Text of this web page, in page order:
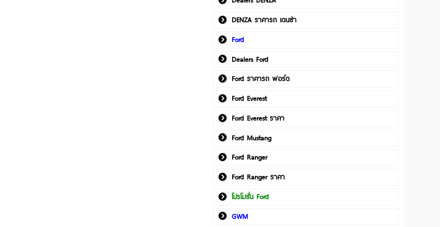
DENZA ราคารถ เดนซ่า
Ford
Dealers Ford
Ford ราคารถ ฟอร์ด
Ford Everest
Ford Everest ราคา
Ford Mustang
Ford Ranger
Ford Ranger ราคา
โปรโมชั่น Ford
GWM